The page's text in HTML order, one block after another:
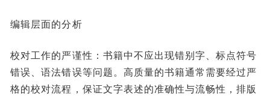
编辑层面的分析
校对工作的严谨性：书籍中不应出现错别字、标点符号
错误、语法错误等问题。高质量的书籍通常需要经过严
格的校对流程，保证文字表述的准确性与流畅性，排版